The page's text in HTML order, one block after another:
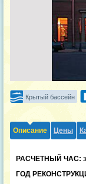
Крытый бассейн
Описание Цены
РАСЧЕТНЫЙ ЧАС:
ГОД